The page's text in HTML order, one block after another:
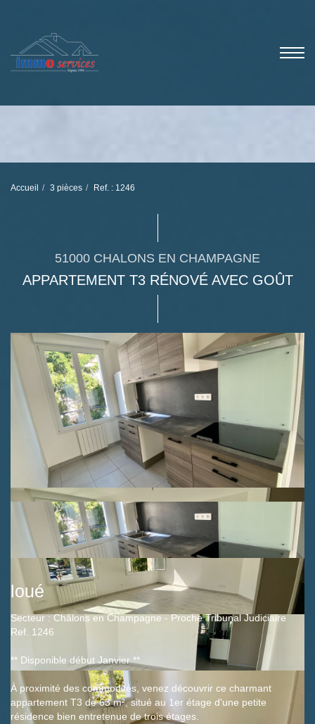
Accueil 3 pièces Ref. : 1246
51000 CHALONS EN CHAMPAGNE
APPARTEMENT T3 RÉNOVÉ AVEC GOÛT
loué
Secteur : Châlons en Champagne - Proche Tribunal Judiciaire
Ref. 1246
** Disponible début Janvier **
À proximité des commodités, venez découvrir ce charmant
appartement T3 de 63 m², situé au 1er étage d'une petite
résidence bien entretenue de trois étages.